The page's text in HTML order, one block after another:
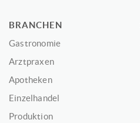
BRANCHEN
Gastronomie
Arztpraxen
Apotheken
Einzelhandel
Produktion